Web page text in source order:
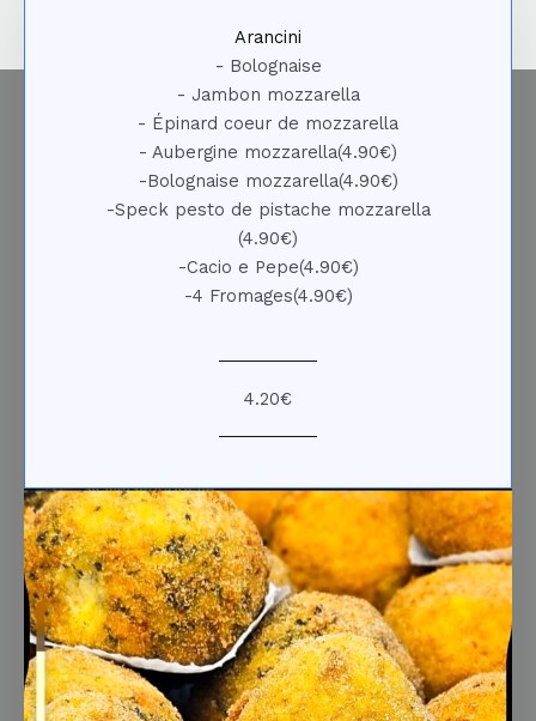
Arancini
- Bolognaise
- Jambon mozzarella
- Épinard coeur de mozzarella
- Aubergine mozzarella(4.90€)
-Bolognaise mozzarella(4.90€)
-Speck pesto de pistache mozzarella
(4.90€)
-Cacio e Pepe(4.90€)
-4 Fromages(4.90€)
4.20€